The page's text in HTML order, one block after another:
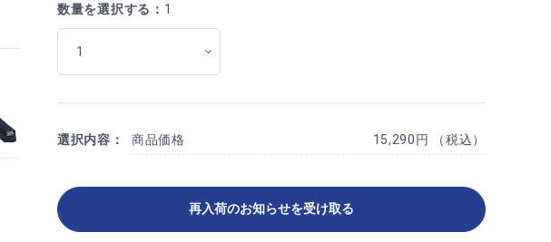
数量を選択する： 1
選択内容： 商品価格 15,290円 （税込）
再入荷のお知らせを受け取る